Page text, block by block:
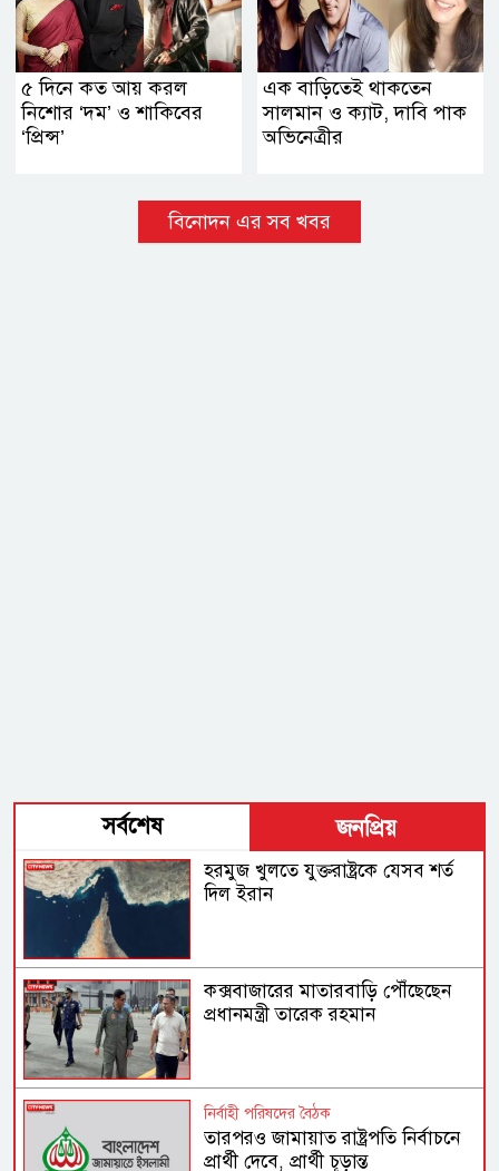
৫ দিনে কত আয় করল
নিশোর ‘দম’ ও শাকিবের
‘প্রিন্স’
এক বাড়িতেই থাকতেন
সালমান ও ক্যাট, দাবি পাক
অভিনেত্রীর
বিনোদন এর সব খবর
সর্বশেষ জনপ্রিয়
হরমুজ খুলতে যুক্তরাষ্ট্রকে যেসব শর্ত
দিল ইরান
কক্সবাজারের মাতারবাড়ি পৌঁছেছেন
প্রধানমন্ত্রী তারেক রহমান
নির্বাহী পরিষদের বৈঠক
তারপরও জামায়াত রাষ্ট্রপতি নির্বাচনে
প্রার্থী দেবে, প্রার্থী চূড়ান্ত